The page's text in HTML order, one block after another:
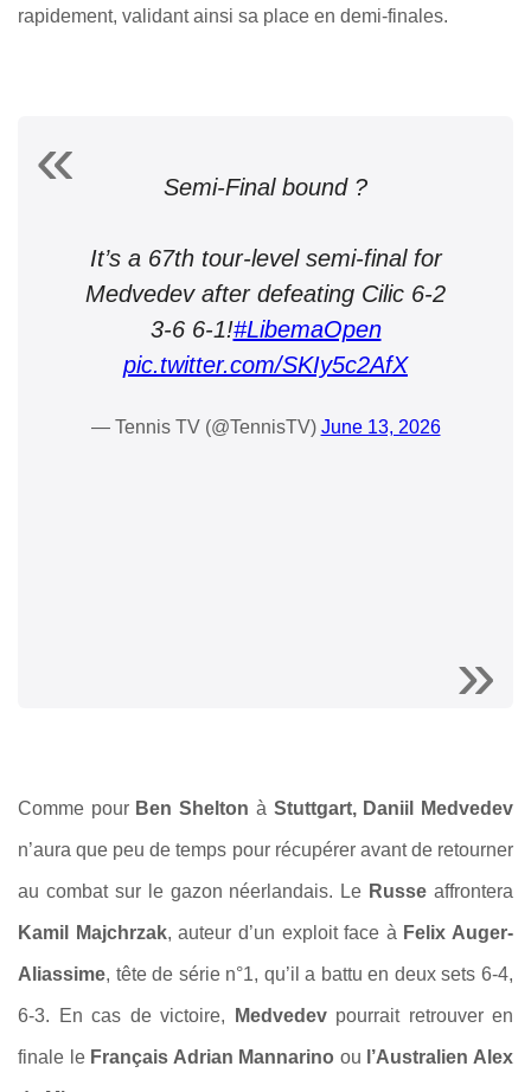
rapidement, validant ainsi sa place en demi-finales.
Semi-Final bound ?
It’s a 67th tour-level semi-final for
Medvedev after defeating Cilic 6-2
3-6 6-1!#LibemaOpen
pic.twitter.com/SKIy5c2AfX
— Tennis TV (@TennisTV) June 13, 2026
Comme pour Ben Shelton à Stuttgart, Daniil Medvedev
n’aura que peu de temps pour récupérer avant de retourner
au combat sur le gazon néerlandais. Le Russe affrontera
Kamil Majchrzak, auteur d’un exploit face à Felix Auger-
Aliassime, tête de série n°1, qu’il a battu en deux sets 6-4,
6-3. En cas de victoire, Medvedev pourrait retrouver en
finale le Français Adrian Mannarino ou l’Australien Alex